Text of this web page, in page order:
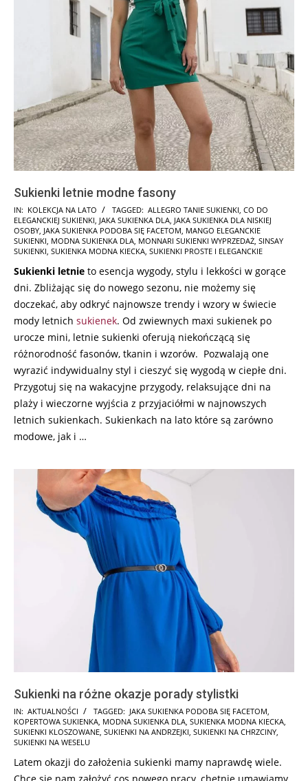
Sukienki letnie modne fasony
2025-
06-
09
IN: KOLEKCJA NA LATO TAGGED: ALLEGRO TANIE SUKIENKI CO DO
ELEGANCKIEJ SUKIENKI JAKA SUKIENKA DLA JAKA SUKIENKA DLA NISKIEJ
OSOBY JAKA SUKIENKA PODOBA SIĘ FACETOM MANGO ELEGANCKIE
SUKIENKI MODNA SUKIENKA DLA MONNARI SUKIENKI WYPRZEDAŻ SINSAY
SUKIENKI SUKIENKA MODNA KIECKA SUKIENKI PROSTE I ELEGANCKIE
Sukienki letnie to esencja wygody, stylu i lekkości w gorące
dni. Zbliżając się do nowego sezonu, nie możemy się
doczekać, aby odkryć najnowsze trendy i wzory w świecie
mody letnich sukienek. Od zwiewnych maxi sukienek po
urocze mini, letnie sukienki oferują niekończącą się
różnorodność fasonów, tkanin i wzorów. Pozwalają one
wyrazić indywidualny styl i cieszyć się wygodą w ciepłe dni.
Przygotuj się na wakacyjne przygody, relaksujące dni na
plaży i wieczorne wyjścia z przyjaciółmi w najnowszych
letnich sukienkach. Sukienkach na lato które są zarówno
modowe, jak i …
Sukienki na różne okazje porady stylistki
2024-
10-
15
IN: AKTUALNOŚCI TAGGED: JAKA SUKIENKA PODOBA SIĘ FACETOM,
KOPERTOWA SUKIENKA, MODNA SUKIENKA DLA, SUKIENKA MODNA KIECKA,
SUKIENKI KLOSZOWANE, SUKIENKI NA ANDRZEJKI, SUKIENKI NA CHRZCINY,
SUKIENKI NA WESELU
Latem okazji do założenia sukienki mamy naprawdę wiele.